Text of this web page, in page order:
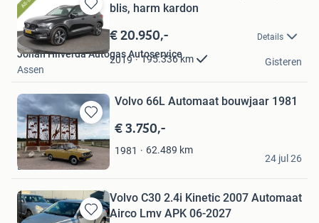
Bewaren
in
Mijn
Favorieten
blis, harm kardon
€ 20.950,- Details
2019 195.336km
Johan Hilverda Autogas Autoservice
Assen
Gisteren
Bewaren
in
Mijn
Favorieten
Volvo 66L Automaat bouwjaar 1981
€ 3.750,-
1981 62.489 km
A. Gilles
Ede
24 jul 26
Volvo C30 2.4i Kinetic 2007 Automaat
Airco Lmv APK 06-2027